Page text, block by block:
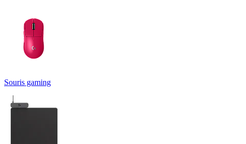
Souris gaming